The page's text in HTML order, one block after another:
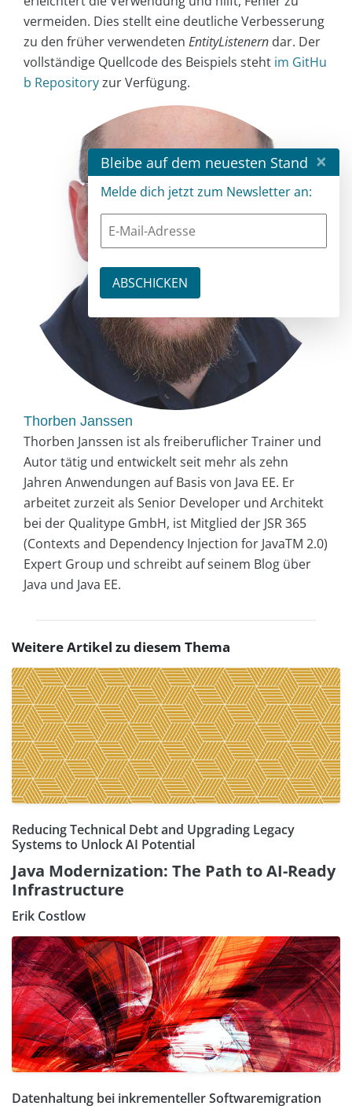
vermeiden. Dies stellt eine deutliche Verbesserung
zu den früher verwendeten EntityListenern dar. Der
vollständige Quellcode des Beispiels steht im GitHu
b Repositoryzur Verfügung.
Thorben Janssen
Thorben Janssen ist als freiberuflicher Trainer und
Autor tätig und entwickelt seit mehr als zehn
Jahren Anwendungen auf Basis von Java EE. Er
arbeitet zurzeit als Senior Developer und Architekt
bei der Qualitype GmbH, ist Mitglied der JSR 365
(Contexts and Dependency Injection for JavaTM 2.0)
Expert Group und schreibt auf seinem Blog über
Java und Java EE.
Weitere Artikel zu diesem Thema
Reducing Technical Debt and Upgrading Legacy
Systems to Unlock AI Potential
Java Modernization: The Path to AI-Ready
Infrastructure
Erik Costlow
Datenhaltung bei inkrementeller Softwaremigration
Bleibe auf dem neuesten Stand ×
Melde dich jetzt zum Newsletter an: